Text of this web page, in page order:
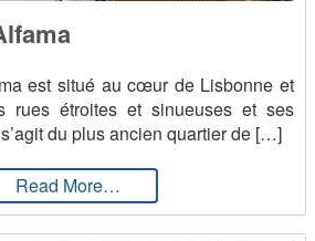
est situé au cœur de Lisbonne et
rues étroites et sinueuses et ses
du plus ancien quartier de […]
Read More…from Le quartier d’Alfama